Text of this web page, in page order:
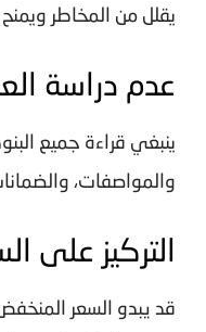
يقلل من المخاطر
عدم دراسة
ينبغي قراءة جميع
والمواصفات،
التركيز على
قد يبدو السعر